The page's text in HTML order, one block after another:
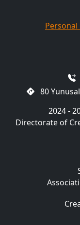
80
2024 -
Directorate of